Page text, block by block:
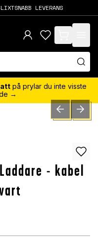
LEVERANS
items in cart,
på prylar du inte visste
→
PREVIOUSNEXT
- kabel